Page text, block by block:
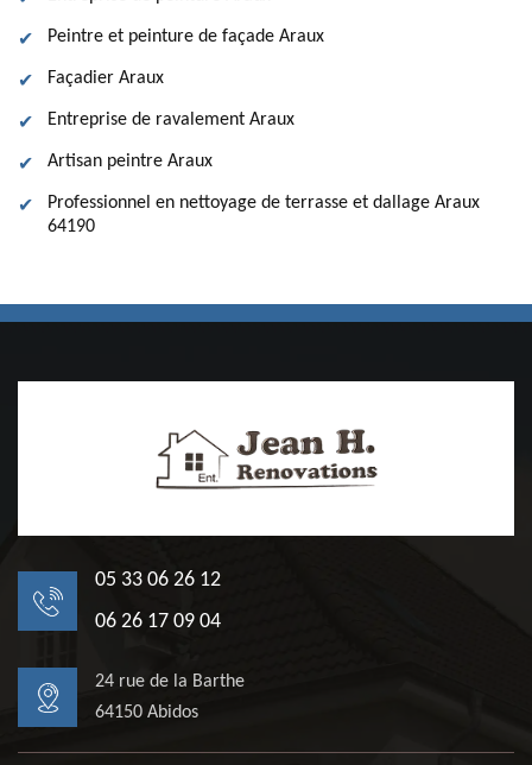
Peintre et peinture de façade Araux
Façadier Araux
Entreprise de ravalement Araux
Artisan peintre Araux
Professionnel en nettoyage de terrasse et dallage Araux
64190
05 33 06 26 12
06 26 17 09 04
24 rue de la Barthe
64150 Abidos